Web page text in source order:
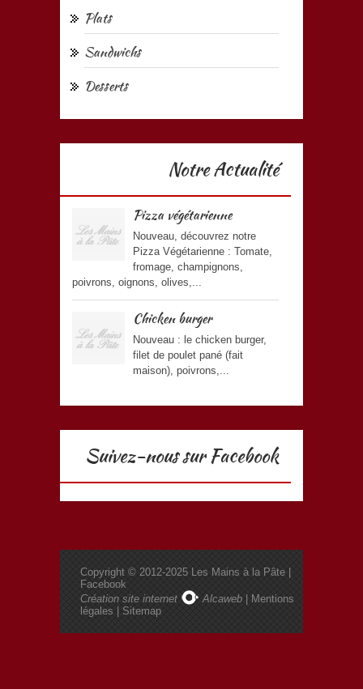
Plats
Sandwichs
Desserts
Notre Actualité
Pizza végétarienne
Nouveau, découvrez notre
Pizza Végétarienne : Tomate,
fromage, champignons,
poivrons, oignons, olives,...
Chicken burger
Nouveau : le chicken burger,
filet de poulet pané (fait
maison), poivrons,...
Suivez-nous sur Facebook
Copyright © 2012-2025 Les Mains à la Pâte
Facebook
Création site internet
Alcaweb
Mentions
légales
Sitemap